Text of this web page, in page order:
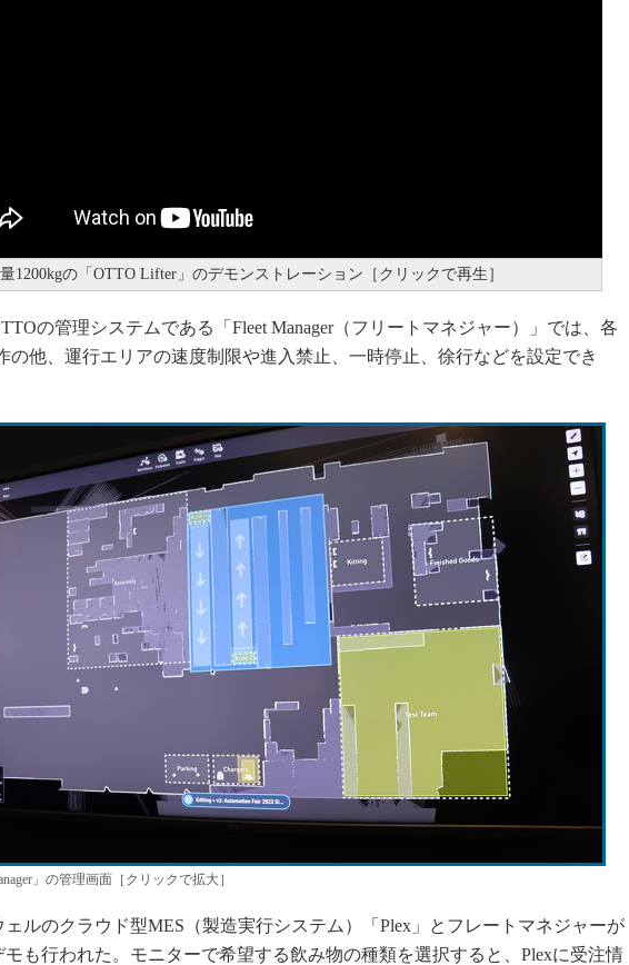
1200kgの「OTTO Lifter」のデモンストレーション［クリックで再生］
の管理システムである「Fleet Manager（フリートマネジャー）」では、各
の他、運行エリアの速度制限や進入禁止、一時停止、徐行などを設定でき
」の管理画面［クリックで拡大］
ルのクラウド型MES（製造実行システム）「Plex」とフレートマネジャーが
モも行われた。モニターで希望する飲み物の種類を選択すると、Plexに受注情